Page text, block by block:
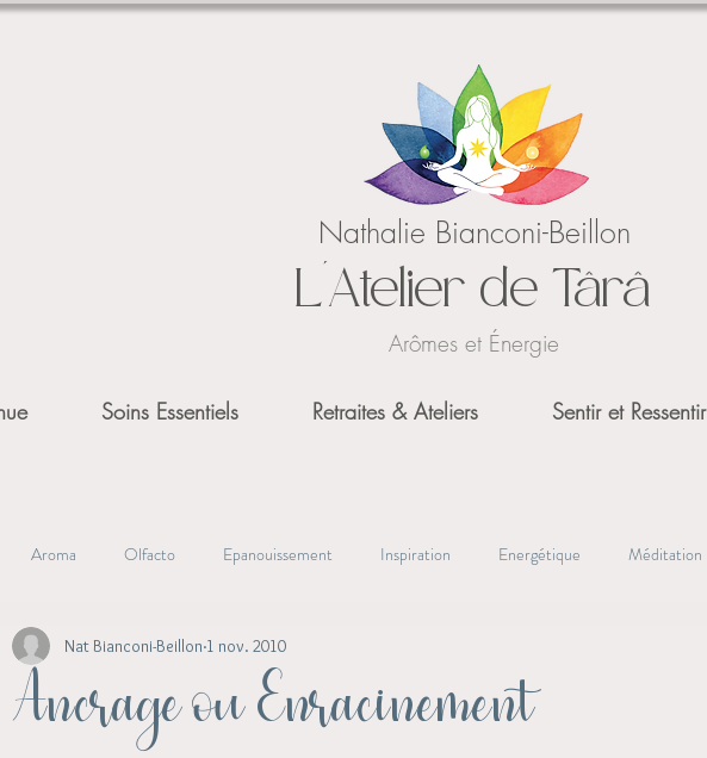
Nathalie Bianconi-Beillon
L'Atelier de Târâ
Arômes et Énergie
Soins Essentiels Retraites & Ateliers Sentir et Ressentir
Aroma Olfacto Epanouissement Inspiration Energétique Méditation
Alchimie végétale Oracle Essentiel
Archive
Ancrage ou Enracinement
Nat Bianconi-Beillon 1 nov. 2010